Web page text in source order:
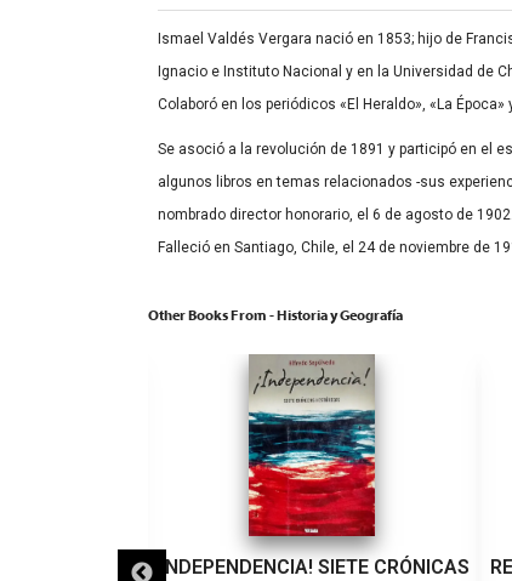
Ismael Valdés Vergara nació en 1853; hijo de
Ignacio e Instituto Nacional y en la Universidad de
Colaboró en los periódicos «El Heraldo», «La Época»
Se asoció a la revolución de 1891 y participó en el
algunos libros en temas relacionados -sus
nombrado director honorario, el 6 de agosto de
Falleció en Santiago, Chile, el 24 de noviembre de
Other Books From - Historia y Geografía
¡INDEPENDENCIA! SIETE CRÓNICAS